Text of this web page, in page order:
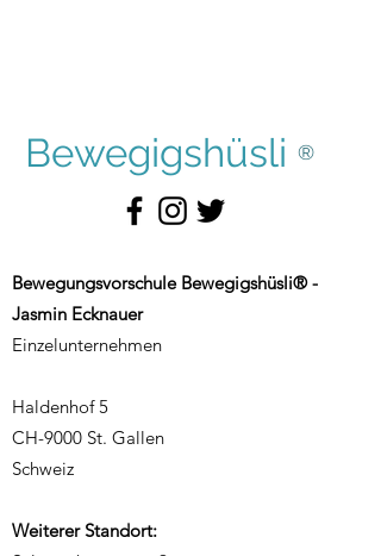
Bewegigshüsli ®
Bewegungsvorschule Bewegigshüsli® -
Jasmin Ecknauer
Einzelunternehmen
Haldenhof 5
CH-9000 St. Gallen
Schweiz
Weiterer Standort: